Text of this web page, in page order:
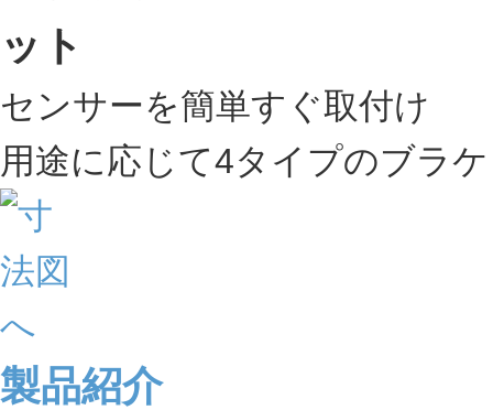
センサーを簡単すぐ取付け
用途に応じて4タイプのブラ
製品紹介